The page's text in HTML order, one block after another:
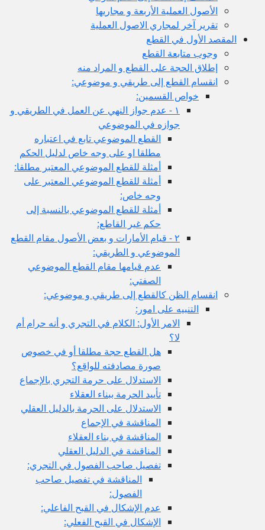
العملية الأربعة و مجاريها
آخر لمجاري الاصول العملية
في القطع
متابعة القطع
الحجة على القطع و المراد منه
القطع إلى طريقي و موضوعي:
خواص القسمين:
١ - عدم جواز النهي عن العمل في الطريقي و
جوازه في الموضوعي
القطع الموضوعي تابع في اعتباره
مطلقا او على وجه خاص لدليل الحكم
أمثلة للقطع الموضوعي المعتبر مطلقا:
أمثلة للقطع الموضوعي المعتبر على
أمثلة للقطع الموضوعي بالنسبة إلى
٢ - قيام الأمارات و بعض الأصول مقام القطع
الموضوعي و الطريقي:
عدم قيامها مقام القطع الموضوعي
الظن كالقطع إلى طريقي و موضوعي:
التنبيه على امور:
الامر الأول: الكلام في التجري و أنه حرام أم
هل القطع حجة مطلقا أو في خصوص
صورة مصادفته للواقع؟
الاستدلال على حرمة التجري بالإجماع
تأييد الحرمة ببناء العقلاء
الاستدلال على الحرمة بالدليل العقلي
المناقشة في الإجماع
المناقشة في بناء العقلاء
المناقشة في الدليل العقلي
تفصيل صاحب الفصول في التجري:
المناقشة في تفصيل صاحب
عدم الإشكال في القبح الفاعلي:
الإشكال في القبح الفعلي: